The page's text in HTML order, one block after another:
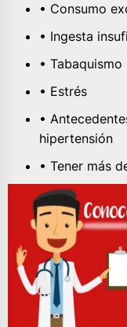
• Consumo
• Ingesta
• Tabaquismo
• Estrés
•
hipertensión
• Tener más